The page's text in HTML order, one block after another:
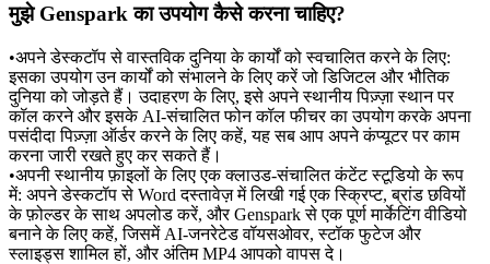
मुझे Genspark का उपयोग कैसे करना चाहिए?
•अपने डेस्कटॉप से वास्तविक दुनिया के कार्यों को स्वचालित करने के लिए:
इसका उपयोग उन कार्यों को संभालने के लिए करें जो डिजिटल और भौतिक
दुनिया को जोड़ते हैं। उदाहरण के लिए, इसे अपने स्थानीय पिज़्ज़ा स्थान पर
कॉल करने और इसके AI-संचालित फोन कॉल फीचर का उपयोग करके अपना
पसंदीदा पिज़्ज़ा ऑर्डर करने के लिए कहें, यह सब आप अपने कंप्यूटर पर काम
करना जारी रखते हुए कर सकते हैं।
•अपनी स्थानीय फ़ाइलों के लिए एक क्लाउड-संचालित कंटेंट स्टूडियो के रूप
में: अपने डेस्कटॉप से Word दस्तावेज़ में लिखी गई एक स्क्रिप्ट, ब्रांड छवियों
के फ़ोल्डर के साथ अपलोड करें, और Genspark से एक पूर्ण मार्केटिंग वीडियो
बनाने के लिए कहें, जिसमें AI-जनरेटेड वॉयसओवर, स्टॉक फुटेज और
स्लाइड्स शामिल हों, और अंतिम MP4 आपको वापस दे।